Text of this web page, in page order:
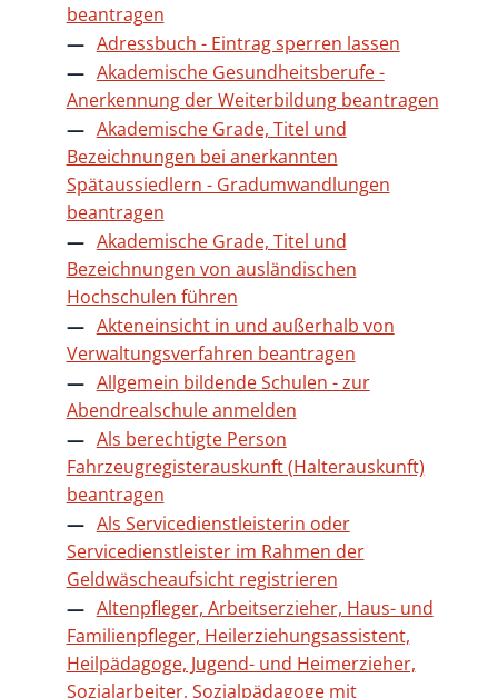
beantragen
Adressbuch - Eintrag sperren lassen
Akademische Gesundheitsberufe -
Anerkennung der Weiterbildung beantragen
Akademische Grade, Titel und
Bezeichnungen bei anerkannten
Spätaussiedlern - Gradumwandlungen
beantragen
Akademische Grade, Titel und
Bezeichnungen von ausländischen
Hochschulen führen
Akteneinsicht in und außerhalb von
Verwaltungsverfahren beantragen
Allgemein bildende Schulen - zur
Abendrealschule anmelden
Als berechtigte Person
Fahrzeugregisterauskunft (Halterauskunft)
beantragen
Als Servicedienstleisterin oder
Servicedienstleister im Rahmen der
Geldwäscheaufsicht registrieren
Altenpfleger, Arbeitserzieher, Haus- und
Familienpfleger, Heilerziehungsassistent,
Heilpädagoge, Jugend- und Heimerzieher,
Sozialarbeiter, Sozialpädagoge mit